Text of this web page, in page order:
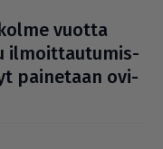
vuotta
ilmoit­tau­tu­mis­
painetaan ovi­